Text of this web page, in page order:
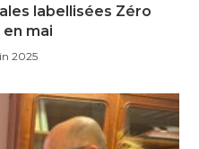
labellisées Zéro
mai
2025